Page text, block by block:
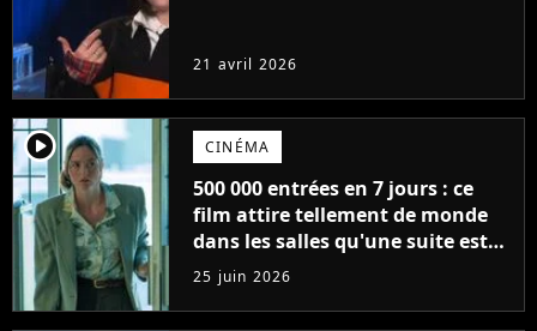
21 avril 2026
player2 CINÉMA
500 000 entrées en 7 jours : ce
film attire tellement de monde
dans les salles qu'une suite est
déjà programmée, "on en a
clairement pas fini"
25 juin 2026